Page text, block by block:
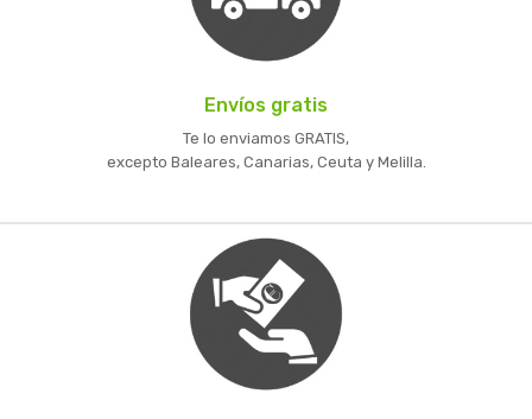
Envíos gratis
Te lo enviamos GRATIS,
excepto Baleares, Canarias, Ceuta y Melilla.